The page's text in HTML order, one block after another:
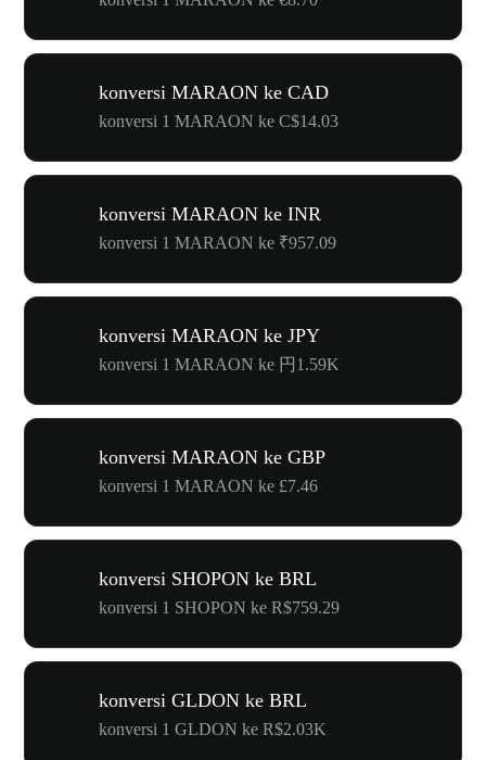
konversi MARAON ke CAD
konversi 1 MARAON ke C$14.03
konversi MARAON ke INR
konversi 1 MARAON ke ₹957.09
konversi MARAON ke JPY
konversi 1 MARAON ke 円1.59K
konversi MARAON ke GBP
konversi 1 MARAON ke £7.46
konversi SHOPON ke BRL
konversi 1 SHOPON ke R$759.29
konversi GLDON ke BRL
konversi 1 GLDON ke R$2.03K